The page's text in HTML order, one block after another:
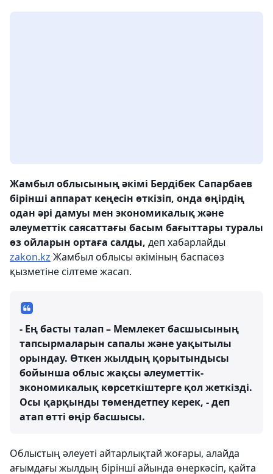
Жамбыл облысының әкімі Бердібек Сапарбаев
бірінші аппарат кеңесін өткізіп, онда өңірдің
одан әрі дамуы мен экономикалық және
әлеуметтік саясаттағы басым бағыттары туралы
өз ойларын ортаға салды, деп хабарлайды
zakon.kz Жамбыл облысы әкіміның баспасөз
қызметіне сілтеме жасап.
- Ең басты талап – Мемлекет басшысының
тапсырмаларын сапалы және уақытылы
орындау. Өткен жылдың қорытындысы
бойынша облыс жақсы әлеуметтік-
экономикалық көрсеткіштерге қол жеткізді.
Осы қарқынды төмендетпеу керек, - деп
атап өтті өңір басшысы.
Облыстың әлеуеті айтарлықтай жоғары, алайда
ағымдағы жылдың бірінші айында өнеркәсіп, қайта